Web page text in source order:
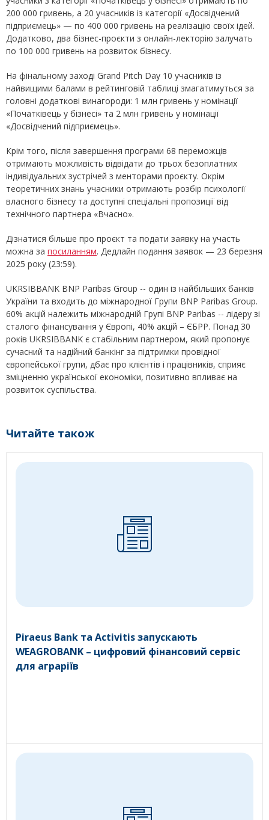
200 000 гривень, а 20 учасників із категорії «Досвідчений
підприємець» — по 400 000 гривень на реалізацію своїх ідей.
Додатково, два бізнес-проєкти з онлайн-лекторію залучать
по 100 000 гривень на розвиток бізнесу.
На фінальному заході Grand Pitch Day 10 учасників із
найвищими балами в рейтинговій таблиці змагатимуться за
головні додаткові винагороди: 1 млн гривень у номінації
«Початківець у бізнесі» та 2 млн гривень у номінації
«Досвідчений підприємець».
Крім того, після завершення програми 68 переможців
отримають можливість відвідати до трьох безоплатних
індивідуальних зустрічей з менторами проєкту. Окрім
теоретичних знань учасники отримають розбір психології
власного бізнесу та доступні спеціальні пропозиції від
технічного партнера «Вчасно».
Дізнатися більше про проєкт та подати заявку на участь
можна за посиланням. Дедлайн подання заявок — 23 березня
2025 року (23:59).
UKRSIBBANK BNP Paribas Group -- один із найбільших банків
України та входить до міжнародної Групи BNP Paribas Group.
60% акцій належить міжнародній Групі BNP Paribas -- лідеру зі
сталого фінансування у Європі, 40% акцій – ЄБРР. Понад 30
років UKRSIBBANK є стабільним партнером, який пропонує
сучасний та надійний банкінг за підтримки провідної
європейської групи, дбає про клієнтів і працівників, сприяє
зміцненню української економіки, позитивно впливає на
розвиток суспільства.
Читайте також
Piraeus Bank та Activitis запускають
WEAGROBANK – цифровий фінансовий сервіс
для аграріїв